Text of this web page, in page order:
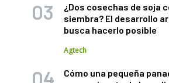
¿Dos cosechas de soja
siembra? El desarrollo
busca hacerlo posible
Agtech
Cómo una pequeña